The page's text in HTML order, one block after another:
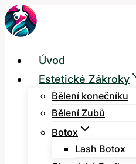
Přeskočit
na
Úvod
Estetické Zákroky
Bělení konečníku
Bělení Zubů
Botox
Lash Botox